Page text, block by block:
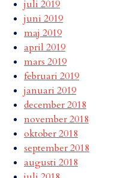
juli 2019
juni 2019
maj 2019
april 2019
mars 2019
februari 2019
januari 2019
december 2018
november 2018
oktober 2018
september 2018
augusti 2018